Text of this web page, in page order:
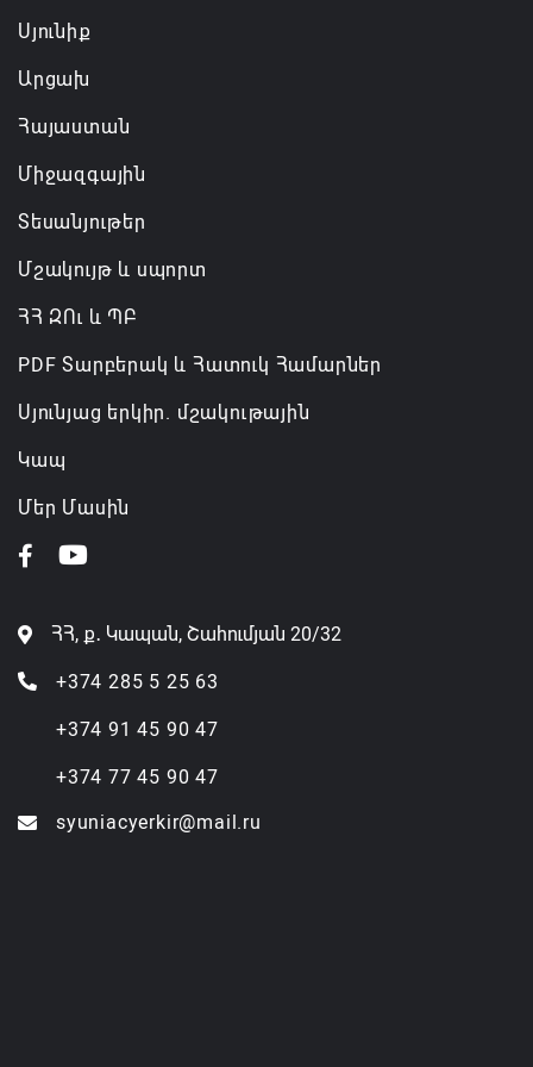
Սյունիք
Արցախ
Հայաստան
Միջազգային
Տեսանյութեր
Մշակույթ և սպորտ
ՀՀ ԶՈւ և ՊԲ
PDF Տարբերակ և Հատուկ Համարներ
Սյունյաց երկիր. մշակութային
Կապ
Մեր Մասին
ՀՀ, ք․ Կապան, Շահումյան 20/32
+374 285 5 25 63
+374 91 45 90 47
+374 77 45 90 47
syuniacyerkir@mail.ru